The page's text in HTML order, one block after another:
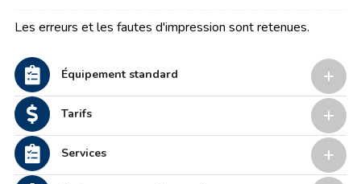
Les erreurs et les fautes d'impression sont retenues.
Équipement standard
Tarifs
Services